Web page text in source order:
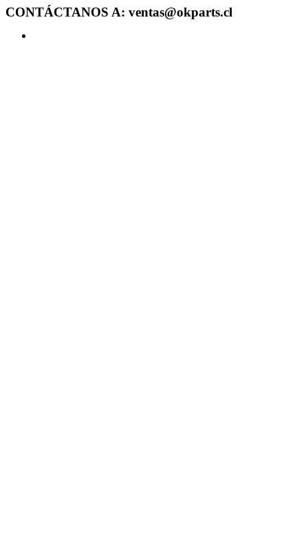
CONTÁCTANOS A: ventas@okparts.cl